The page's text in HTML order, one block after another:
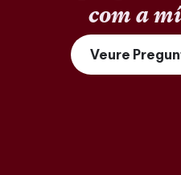
com a
Veure